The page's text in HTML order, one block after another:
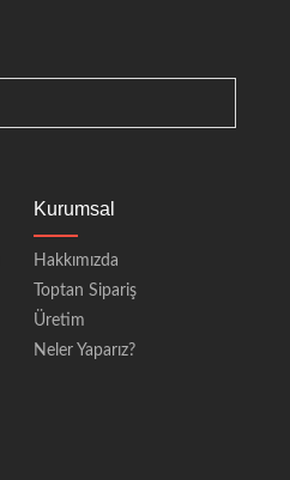
Kurumsal
Hakkımızda
Toptan Sipariş
Üretim
Neler Yaparız?